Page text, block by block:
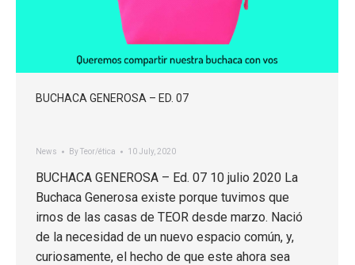
BUCHACA GENEROSA – ED. 07
News ByTeor/ética 10 July, 2020
BUCHACA GENEROSA – Ed. 07 10 julio 2020 La
Buchaca Generosa existe porque tuvimos que
irnos de las casas de TEOR desde marzo. Nació
de la necesidad de un nuevo espacio común, y,
curiosamente, el hecho de que este ahora sea